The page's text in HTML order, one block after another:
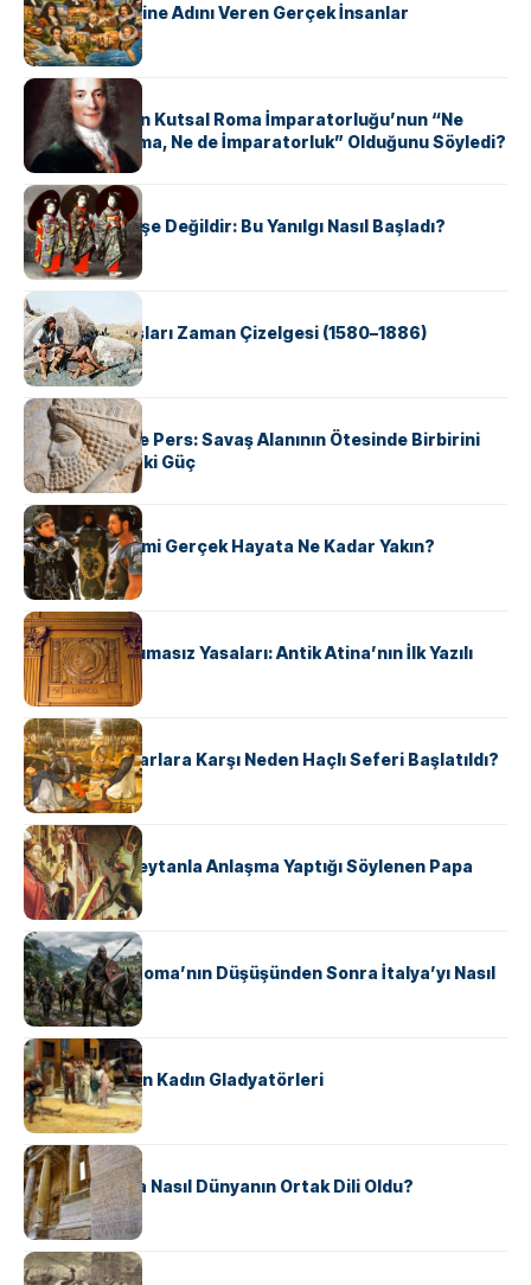
ABD Eyaletlerine Adını Veren Gerçek İnsanlar
KÜLTÜR
Voltaire Neden Kutsal Roma İmparatorluğu’nun “Ne
Kutsal, Ne Roma, Ne de İmparatorluk” Olduğunu Söyledi?
KÜLTÜR
Geyşalar Fahişe Değildir: Bu Yanılgı Nasıl Başladı?
KÜLTÜR
Apache Savaşları Zaman Çizelgesi (1580–1886)
KÜLTÜR
Antik Yunan ve Pers: Savaş Alanının Ötesinde Birbirini
Şekillendiren İki Güç
KÜLTÜR
‘Gladiator’ Filmi Gerçek Hayata Ne Kadar Yakın?
KÜLTÜR
Draco’nun Acımasız Yasaları: Antik Atina’nın İlk Yazılı
Hukuk Kodu
KÜLTÜR
Avrupalı ​​Katharlara Karşı Neden Haçlı Seferi Başlatıldı?
KÜLTÜR
II. Silvester: Şeytanla Anlaşma Yaptığı Söylenen Papa
KÜLTÜR
Ostrogotlar Roma’nın Düşüşünden Sonra İtalya’yı Nasıl
Ele Geçirdi?
KÜLTÜR
Antik Roma’nın Kadın Gladyatörleri
KÜLTÜR
Antik Yunanca Nasıl Dünyanın Ortak Dili Oldu?
KÜLTÜR